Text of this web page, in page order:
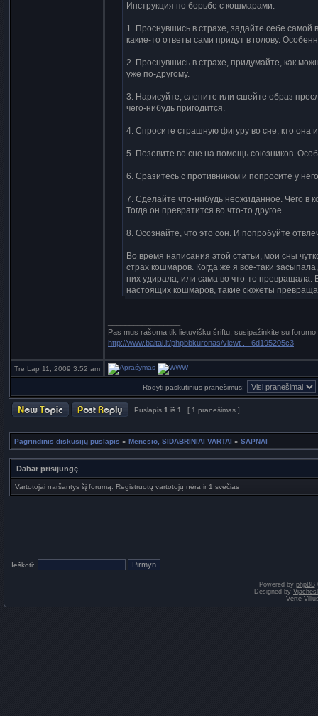
Инструкция по борьбе с кошмарами:
1. Проснувшись в страхе, задайте себе
какие-то ответы сами придут в голову.
2. Проснувшись в страхе, придумайте, как
уже по-другому.
3. Нарисуйте, слепите или сшейте образ
чего-нибудь пригодится.
4. Спросите страшную фигуру во сне, кто она
5. Позовите во сне на помощь союзников.
6. Сразитесь с противником и попросите у
7. Сделайте что-нибудь неожиданное. Чего в
Тогда он превратится во что-то другое.
8. Осознайте, что это сон. И попробуйте
Во время написания этой статьи, мои сны
страх кошмаров. Когда же я все-таки
них удирала, или сама во что-то превращала.
настоящих кошмаров, такие сюжеты
Pas mus rašoma tik lietuvišku šriftu, susipažinkite su
http://www.baltai.lt/phpbbkuronas/viewt ... 6d195205c3
Tre Lap 11, 2009 3:52 am
Rodyti paskutinius pranešimus:
Puslapis 1 iš 1 [ 1 pranešimas ]
Pagrindinis diskusijų puslapis » Mėnesio, SIDABRINIAI VARTAI » SAPNAI
Dabar prisijungę
Vartotojai naršantys šį forumą: Registruotų vartotojų nėra ir 1 svečias
Ieškoti:
Powered by phpBB
Designed by
Vertė